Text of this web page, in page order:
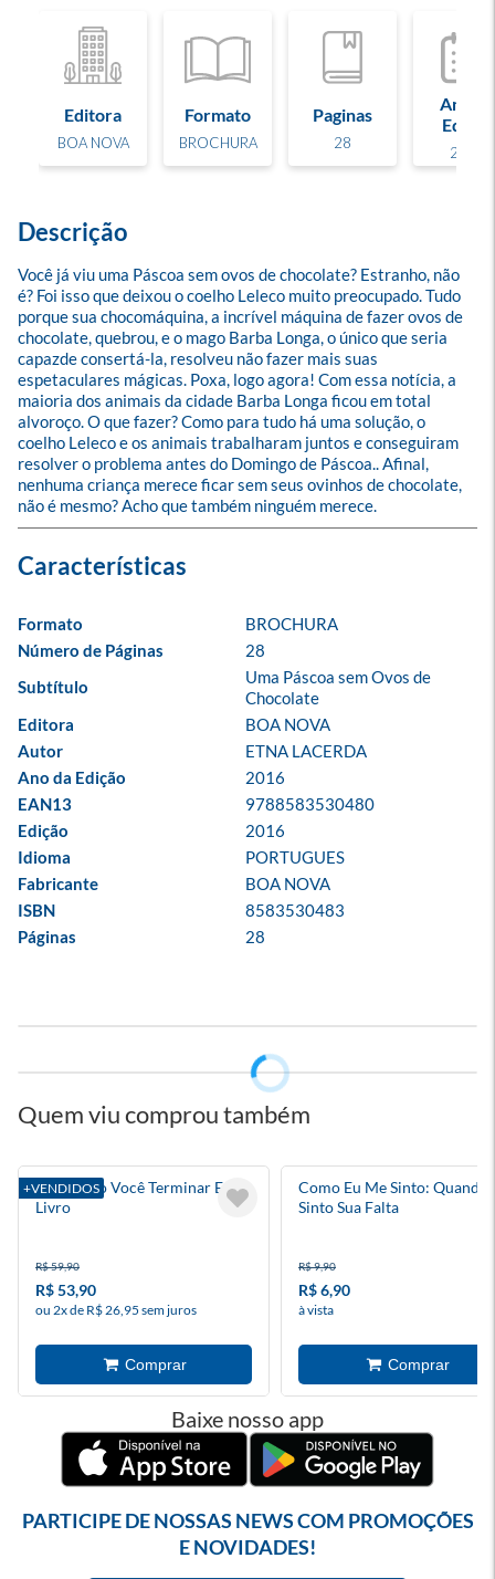
Editora
BOA NOVA
Formato
BROCHURA
Paginas
28
Ano de
Edição
2016
Descrição
Você já viu uma Páscoa sem ovos de chocolate? Estranho, não
é? Foi isso que deixou o coelho Leleco muito preocupado. Tudo
porque sua chocomáquina, a incrível máquina de fazer ovos de
chocolate, quebrou, e o mago Barba Longa, o único que seria
capazde consertá-la, resolveu não fazer mais suas
espetaculares mágicas. Poxa, logo agora! Com essa notícia, a
maioria dos animais da cidade Barba Longa ficou em total
alvoroço. O que fazer? Como para tudo há uma solução, o
coelho Leleco e os animais trabalharam juntos e conseguiram
resolver o problema antes do Domingo de Páscoa.. Afinal,
nenhuma criança merece ficar sem seus ovinhos de chocolate,
não é mesmo? Acho que também ninguém merece.
Formato
BROCHURA
Número de Páginas
28
Subtítulo
Uma Páscoa sem Ovos de
Chocolate
Editora
BOA NOVA
Autor
ETNA LACERDA
Ano da Edição
2016
EAN13
9788583530480
Edição
2016
Idioma
PORTUGUES
Fabricante
BOA NOVA
ISBN
8583530483
Páginas
28
Quem viu comprou também
+VENDIDOS
Eu Duvido Você Terminar Este
Livro
R$ 59,90
R$ 53,90
ou 2x de R$ 26,95 sem juros
Como Eu Me Sinto: Quando
Sinto Sua Falta
R$ 9,90
R$ 6,90
à vista
Baixe nosso app
PARTICIPE DE NOSSAS NEWS COM PROMOÇÕES
E NOVIDADES!